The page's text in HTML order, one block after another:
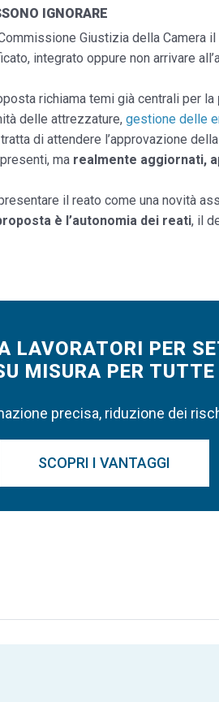
IGNORARE
Giustizia della Camera il
integrato oppure non arrivare
richiama temi già centrali per la
delle attrezzature, gestione delle
di attendere l’approvazione
ma realmente aggiornati,
il reato come una novità
è l’autonomia dei reati, il
LAVORATORI PER
MISURA PER
precisa, riduzione dei
SCOPRI I VANTAGGI